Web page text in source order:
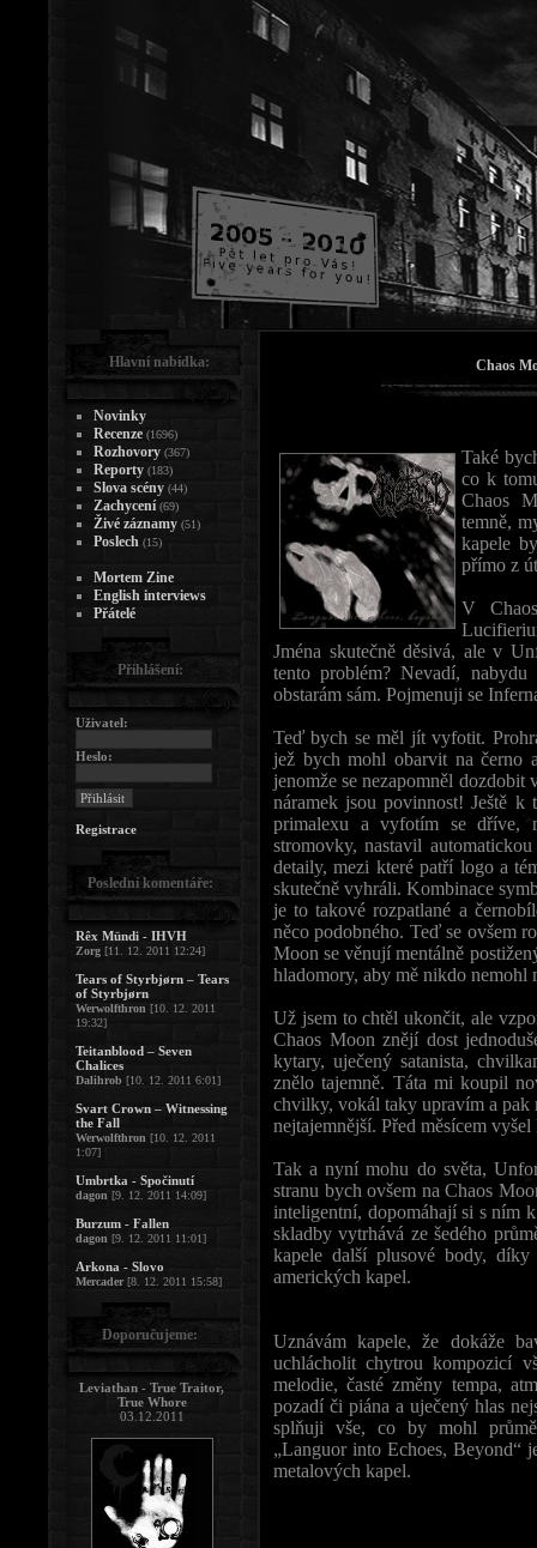
Chaos
Také
co k
Chaos
temně,
kapele
přímo z
V
Jména skutečně děsivá, ale v
tento problém? Nevadí,
obstarám sám. Pojmenuji se
Teď bych se měl jít vyfotit.
jež bych mohl obarvit na černo
jenomže se nezapomněl
náramek jsou povinnost! Ještě
primalexu a vyfotím se dříve,
stromovky, nastavil
detaily, mezi které patří logo a
skutečně vyhráli. Kombinace
je to takové rozpatlané a
něco podobného. Teď se ovšem
Moon se věnují mentálně
hladomory, aby mě nikdo nemohl
Už jsem to chtěl ukončit, ale
Chaos Moon znějí dost
kytary, uječený satanista,
znělo tajemně. Táta mi koupil
chvilky, vokál taky upravím a pak
nejtajemnější. Před měsícem
Tak a nyní mohu do světa,
stranu bych ovšem na Chaos
inteligentní, dopomáhají si s ním
skladby vytrhává ze šedého
kapele další plusové body,
amerických kapel.
Uznávám kapele, že dokáže
uchlácholit chytrou kompozicí
melodie, časté změny tempa,
pozadí či piána a uječený hlas
splňuji vše, co by mohl
„Languor into Echoes, Beyond“
metalových kapel.
Hlavní nabídka:
Novinky
Recenze (1696)
Rozhovory (367)
Reporty (183)
Slova scény (44)
Zachycení (69)
Živé záznamy (51)
Poslech (15)
Mortem Zine
English interviews
Přátelé
Přihlášení:
Uživatel:
Heslo:
Registrace
Poslední komentáře:
Rêx Mündi - IHVH
Zorg [11. 12. 2011 12:24]
Tears of Styrbjørn – Tears
of Styrbjørn
Werwolfthron [10. 12. 2011
19:32]
Teitanblood – Seven
Chalices
Dalihrob [10. 12. 2011 6:01]
Svart Crown – Witnessing
the Fall
Werwolfthron [10. 12. 2011
1:07]
Umbrtka - Spočinutí
dagon [9. 12. 2011 14:09]
Burzum - Fallen
dagon [9. 12. 2011 11:01]
Arkona - Slovo
Mercader[8. 12. 2011 15:58]
Doporučujeme:
Leviathan - True Traitor,
True Whore
03.12.2011